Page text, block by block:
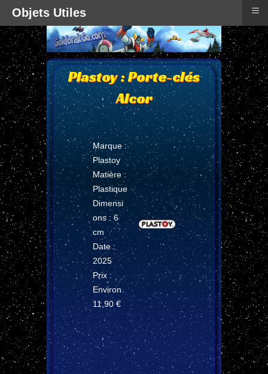
Plastoy : Porte-clés
Alcor
Marque :
Plastoy
Matière :
Plastique
Dimensi
ons : 6
cm
Date :
2025
Prix :
Environ
11,90 €
Objets Utiles ≡